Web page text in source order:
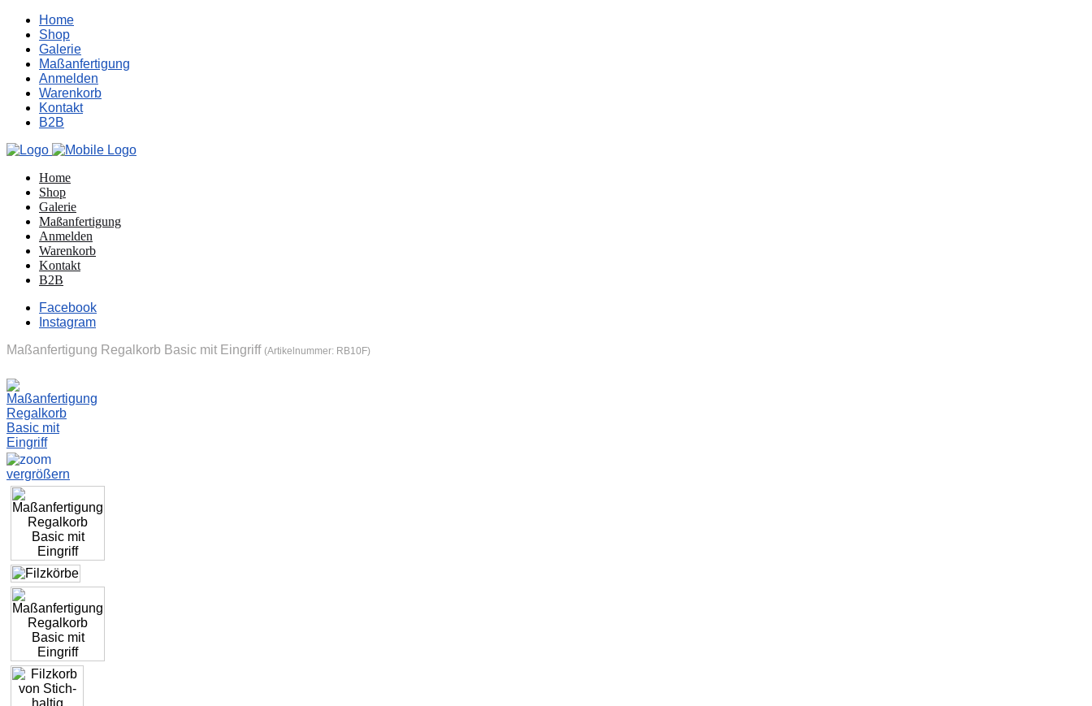
Home
Shop
Galerie
Maßanfertigung
Anmelden
Warenkorb
Kontakt
B2B
Home
Shop
Galerie
Maßanfertigung
Anmelden
Warenkorb
Kontakt
B2B
Facebook
Instagram
Maßanfertigung Regalkorb Basic mit Eingriff (Artikelnummer: RB10F)
vergrößern